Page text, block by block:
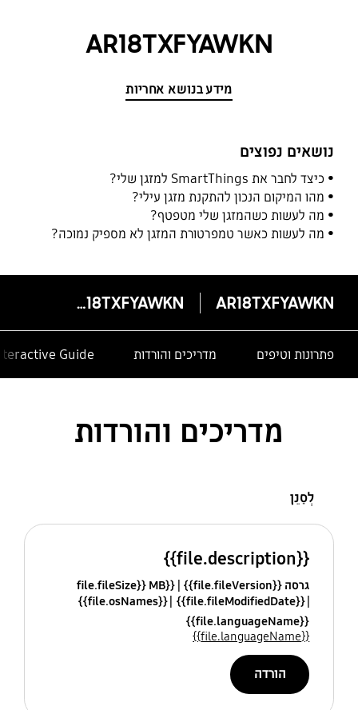
AR18TXFYAWKN
מידע בנושא אחריות
נושאים נפוצים
כיצד לחבר את SmartThings למזגן שלי?
מהו המיקום הנכון להתקנת מזגן עילי?
מה לעשות כשהמזגן שלי מטפטף?
מה לעשות כאשר טמפרטורת המזגן לא מספיק נמוכה?
AR18TXFYAWKN
AR18TXFYAWKN
פתרונות וטיפים מדריכים והורדות Guide
מדריכים והורדות
לְסַנֵן
{{file.description}}
גרסה {{file.fileVersion}}
{{file.fileSize}} MB
{{file.fileModifiedDate}}
{{file.osNames}}
{{file.languageName}}
{{file.languageName}}
הורדה